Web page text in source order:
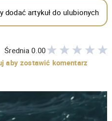
dodać artykuł do ulubionych
Średnia0.00
aby zostawić komentarz